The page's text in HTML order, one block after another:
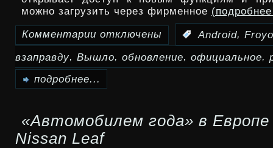
можно загрузить через фирменное
Комментарии
записи
официальное
русское
отключены Android, Froyo
взаправду, Вышло, обновление, официальное,
подробнее...
«Автомобилем года» в
Nissan Leaf